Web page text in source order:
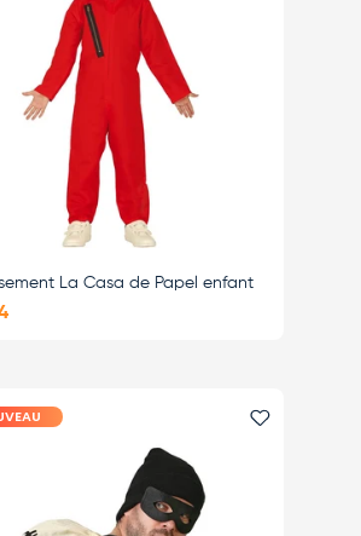
La Casa de Papel enfant